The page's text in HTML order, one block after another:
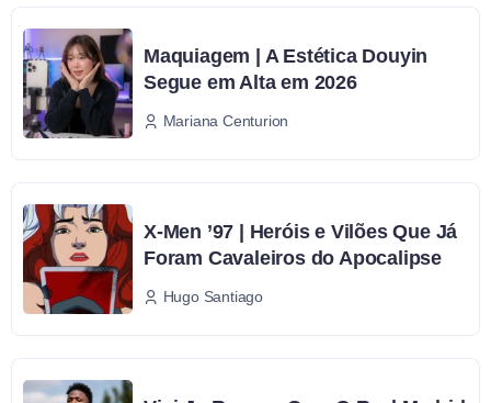
Maquiagem | A Estética Douyin
Segue em Alta em 2026
Mariana Centurion
X-Men ’97 | Heróis e Vilões Que Já
Foram Cavaleiros do Apocalipse
Hugo Santiago